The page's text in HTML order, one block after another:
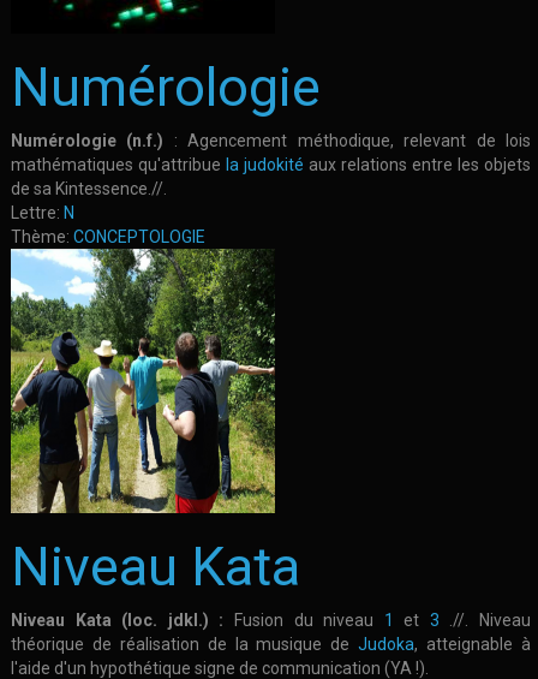
Numérologie
Numérologie (n.f.) : Agencement méthodique, relevant de lois
mathématiques qu'attribue la judokité aux relations entre les objets
de sa Kintessence.//.
Lettre: N
Thème: CONCEPTOLOGIE
Niveau Kata
Niveau Kata (loc. jdkl.) : Fusion du niveau 1 et 3 .//. Niveau
théorique de réalisation de la musique deJudoka, atteignable à
l'aide d'un hypothétique signe de communication (YA !).